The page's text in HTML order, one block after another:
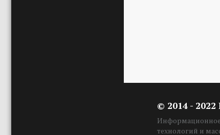
© 2014 -
Информационное
технологий и